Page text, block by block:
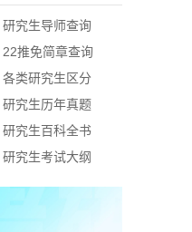
研究生导师查询
22推免简章查询
各类研究生区分
研究生历年真题
研究生百科全书
研究生考试大纲